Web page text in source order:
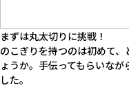
まずは丸太切りに挑戦！
のこぎりを持つのは初めて
ょうか。手伝ってもらいな
した。